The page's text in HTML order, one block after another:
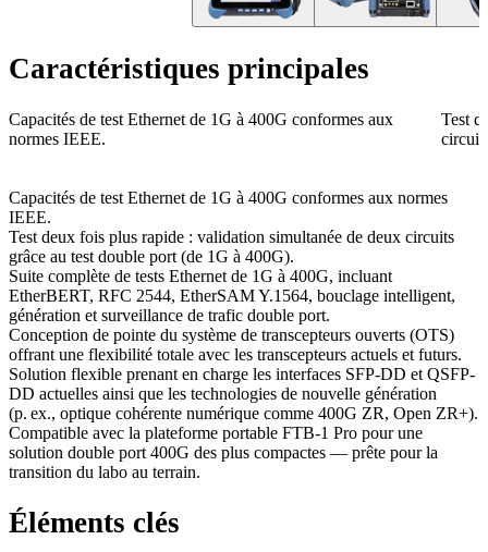
Caractéristiques principales
Capacités de test Ethernet de 1G à 400G conformes aux
normes IEEE.
Test
Capacités de test Ethernet de 1G à 400G conformes aux normes
IEEE.
Test deux fois plus rapide : validation simultanée de deux circuits
grâce au test double port (de 1G à 400G).
Suite complète de tests Ethernet de 1G à 400G, incluant
EtherBERT, RFC 2544, EtherSAM Y.1564, bouclage intelligent,
génération et surveillance de trafic double port.
Conception de pointe du système de transcepteurs ouverts (OTS)
offrant une flexibilité totale avec les transcepteurs actuels et futurs.
Solution flexible prenant en charge les interfaces SFP-DD et QSFP-
DD actuelles ainsi que les technologies de nouvelle génération
(p. ex., optique cohérente numérique comme 400G ZR, Open ZR+).
Compatible avec la plateforme portable FTB-1 Pro pour une
solution double port 400G des plus compactes — prête pour la
transition du labo au terrain.
Éléments clés